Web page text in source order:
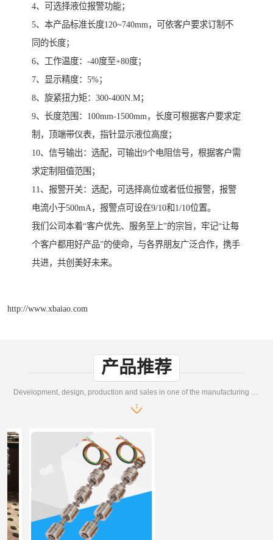
4、可选择液位报警功能；
5、本产品标准长度120~740mm，可依客户要求订制不
同的长度；
6、工作温度：-40度至+80度；
7、显示精度：5%；
8、旋紧扭力矩：300-400N.M；
9、长度范围：100mm-1500mm，长度可根据客户要求定
制，顶端带仪表，指针显示液位高度；
10、信号输出：选配，可输出9个电阻信号，根据客户需
求定制阻值范围；
11、报警开关：选配，可选择高位或者低位报警，报警
电流小于500mA，报警点可设在9/10和1/10位置。
我们公司本着“客户优先、服务至上”的宗旨，牢记“让每
个客户都用好产品”的使命，与各界朋友广泛合作，携手
共进，共创美好未来。
http://www.xbaiao.com
产品推荐